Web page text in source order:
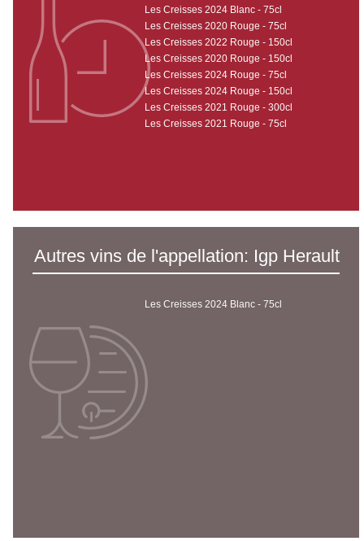
Les Creisses 2024 Blanc - 75cl
Les Creisses 2020 Rouge - 75cl
Les Creisses 2022 Rouge - 150cl
Les Creisses 2020 Rouge - 150cl
Les Creisses 2024 Rouge - 75cl
Les Creisses 2024 Rouge - 150cl
Les Creisses 2021 Rouge - 300cl
Les Creisses 2021 Rouge - 75cl
Autres vins de l'appellation: Igp Herault
Les Creisses 2024 Blanc - 75cl